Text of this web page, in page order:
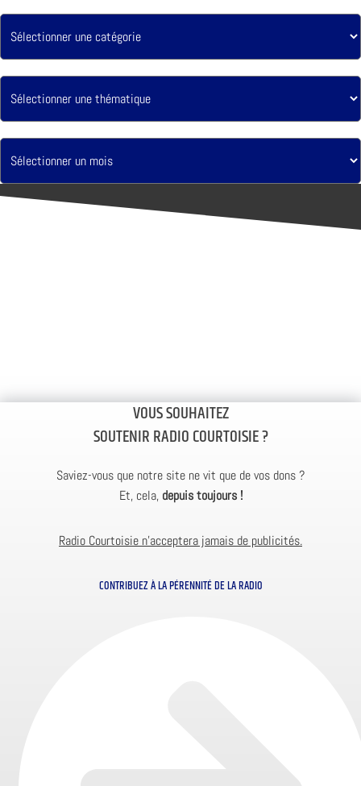
VOUS SOUHAITEZ
SOUTENIR RADIO COURTOISIE ?
Saviez-vous que notre site ne vit que de vos dons ?
Et, cela, depuis toujours !
Radio Courtoisie n’acceptera jamais de publicités.
CONTRIBUEZ À LA PÉRENNITÉ DE LA RADIO